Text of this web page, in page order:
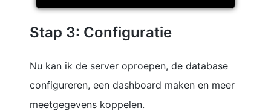
Stap 3: Configuratie
Nu kan ik de server oproepen, de database
configureren, een dashboard maken en meer
meetgegevens koppelen.